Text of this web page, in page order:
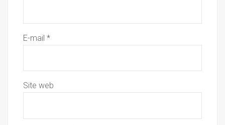
E-mail *
Site web